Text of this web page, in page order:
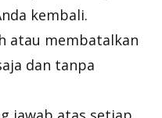
kembali.
atau membatalkan
dan tanpa